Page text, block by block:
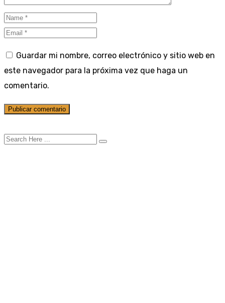
Guardar mi nombre, correo electrónico y sitio web en
este navegador para la próxima vez que haga un
comentario.